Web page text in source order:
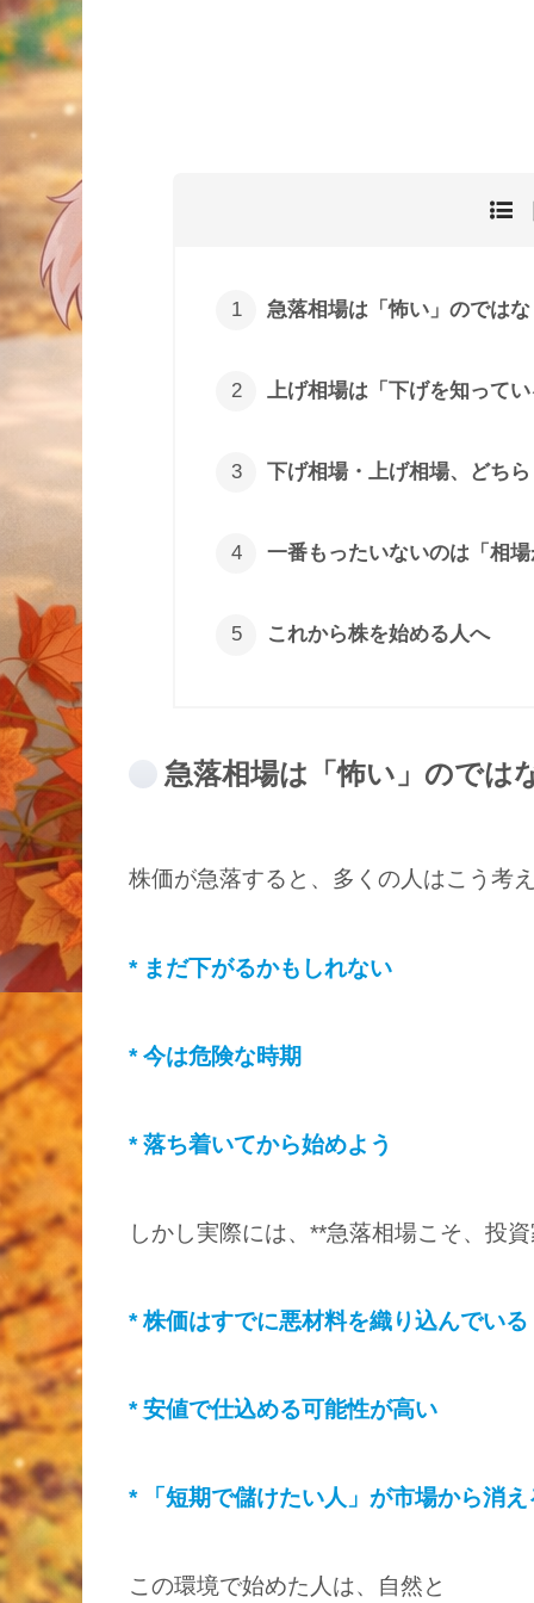
急落相場は「怖い」のでは
上げ相場は「下げを知って
下げ相場・上げ相場、どち
一番もったいないのは「相
これから株を始める人へ
急落相場は「怖い」のでは
株価が急落すると、多くの人はこう考
* まだ下がるかもしれない
* 今は危険な時期
* 落ち着いてから始めよう
しかし実際には、**急落相場こそ、投
* 株価はすでに悪材料を織り込んでいる
* 安値で仕込める可能性が高い
* 「短期で儲けたい人」が市場から消え
この環境で始めた人は、自然と